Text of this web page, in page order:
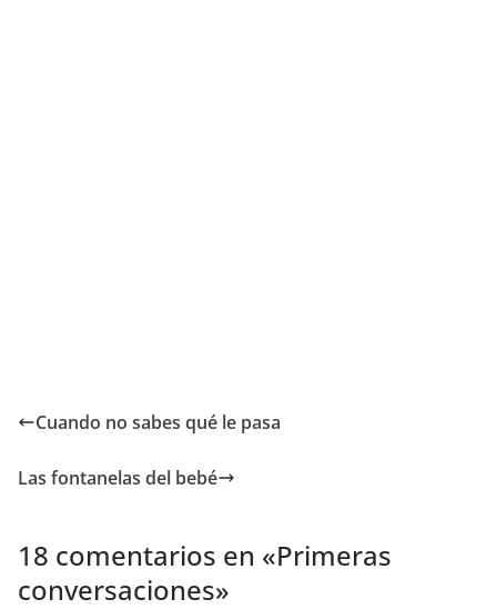
Cuando no sabes qué le pasa
Las fontanelas del bebé
18 comentarios en «Primeras
conversaciones»